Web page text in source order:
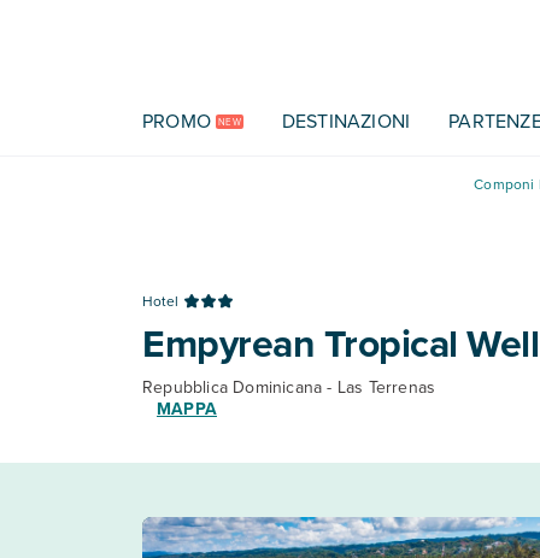
PROMO NEW DESTINAZIONI
Componi
Hotel
Empyrean Tropical
Repubblica Dominicana - Las Terrenas
MAPPA